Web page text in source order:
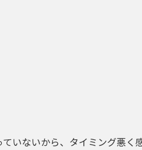
いないから、タイミング悪く